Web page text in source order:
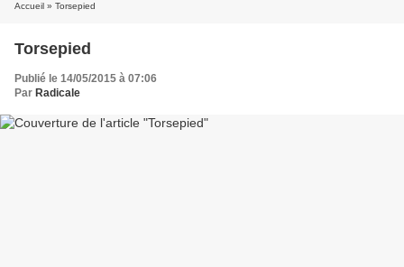
Accueil » Torsepied
Torsepied
Publié le 14/05/2015 à 07:06
Par Radicale